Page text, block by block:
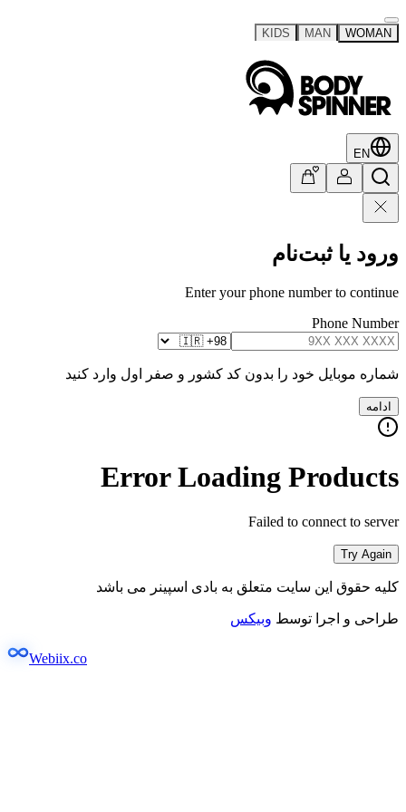
WOMAN
MAN
KIDS
EN
ورود یا ثبت‌نام
Enter your phone number to continue
Phone Number
شماره موبایل خود را بدون کد کشور و صفر اول وارد کنید
ادامه
Error Loading Products
Failed to connect to server
Try Again
کلیه حقوق این سایت متعلق به بادی اسپینر می باشد
طراحی و اجرا توسط وبیکس
Webiix.co